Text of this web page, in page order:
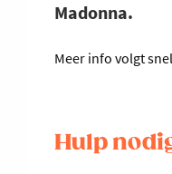
Madonna.
Meer info volgt
Hulp